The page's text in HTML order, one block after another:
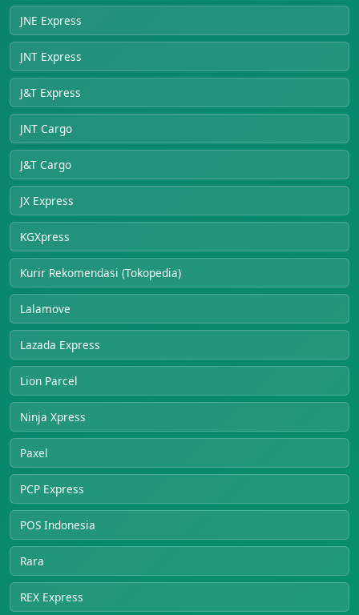
JNE Express
JNT Express
J&T Express
JNT Cargo
J&T Cargo
JX Express
KGXpress
Kurir Rekomendasi (Tokopedia)
Lalamove
Lazada Express
Lion Parcel
Ninja Xpress
Paxel
PCP Express
POS Indonesia
Rara
REX Express